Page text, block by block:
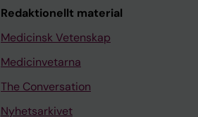
Redaktionellt material
Medicinsk Vetenskap
Medicinvetarna
The Conversation
Nyhetsarkivet